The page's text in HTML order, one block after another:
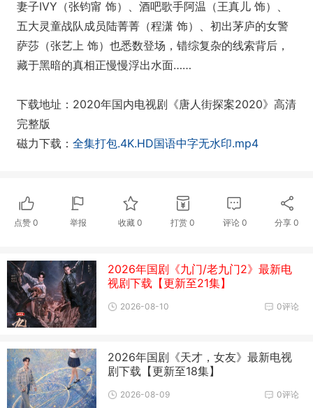
妻子IVY（张钧甯 饰）、酒吧歌手阿温（王真儿 饰）、
五大灵童战队成员陆菁菁（程潇 饰）、初出茅庐的女警
萨莎（张艺上 饰）也悉数登场，错综复杂的线索背后，
藏于黑暗的真相正慢慢浮出水面……
下载地址：2020年国内电视剧《唐人街探案2020》高清
完整版
磁力下载： 全集打包.4K.HD国语中字无水印.mp4
点赞 0 举报 收藏0 打赏 0 评论 0 分享0
2026年国剧《九门/老九门2》最新电
视剧下载【更新至21集】
0评论
2026-08-10
2026年国剧《天才，女友》最新电视
剧下载【更新至18集】
0评论
2026-08-09